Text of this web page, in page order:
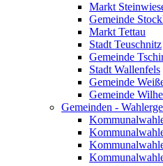
Markt
Gemeinde
Markt Tettau
Stadt Teuschnitz
Gemeinde
Stadt Wallenfels
Gemeinde
Gemeinde
Gemeinden -